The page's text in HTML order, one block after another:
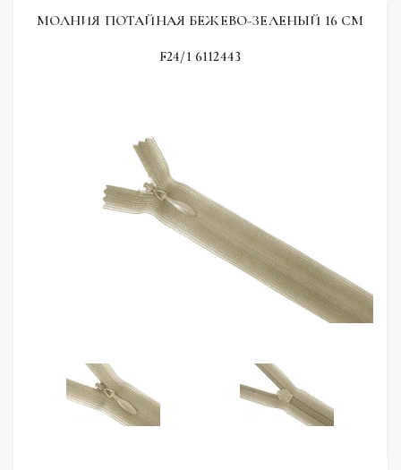
МОЛНИЯ ПОТАЙНАЯ БЕЖЕВО-ЗЕЛЕНЫЙ 16 СМ
F24/1 6112443